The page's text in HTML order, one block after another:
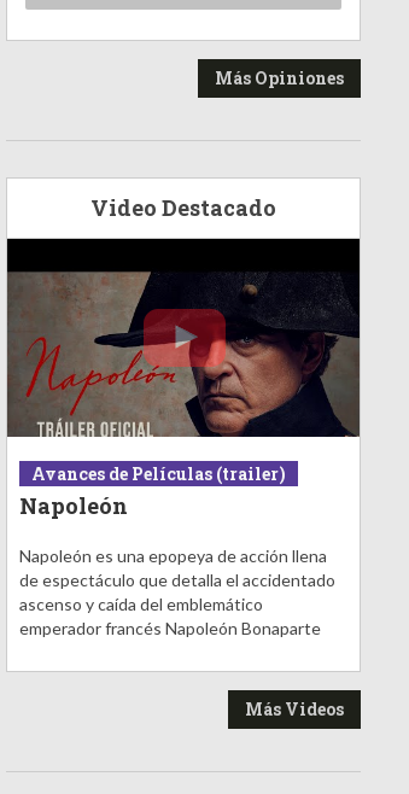
Más Opiniones
Video Destacado
Avances de Películas (trailer)
Napoleón
Napoleón es una epopeya de acción llena
de espectáculo que detalla el accidentado
ascenso y caída del emblemático
emperador francés Napoleón Bonaparte
Más Videos